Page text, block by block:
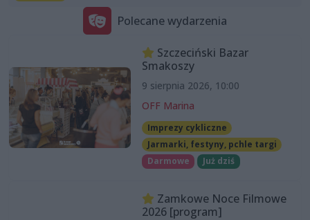
Polecane wydarzenia
Szczeciński Bazar
Smakoszy
9 sierpnia 2026, 10:00
OFF Marina
Imprezy cykliczne
Jarmarki, festyny, pchle targi
Darmowe
Już dziś
Zamkowe Noce Filmowe
2026 [program]